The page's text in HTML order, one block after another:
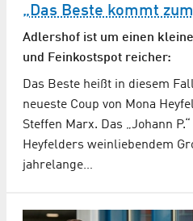
„Das Beste kommt
Adlershof ist um einen
und Feinkostspot reicher:
Das Beste heißt in diesem
neueste Coup von Mona
Steffen Marx. Das „Johann
Heyfelders weinliebendem
jahrelange…